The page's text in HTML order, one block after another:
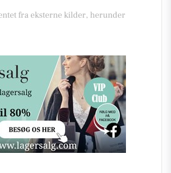
fra eksterne kilder, herunder